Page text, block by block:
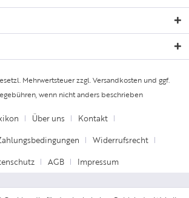
Mehrwertsteuer zzgl.Versandkostenund ggf.
wenn nicht anders beschrieben
Über uns Kontakt
Widerrufsrecht
AGB Impressum